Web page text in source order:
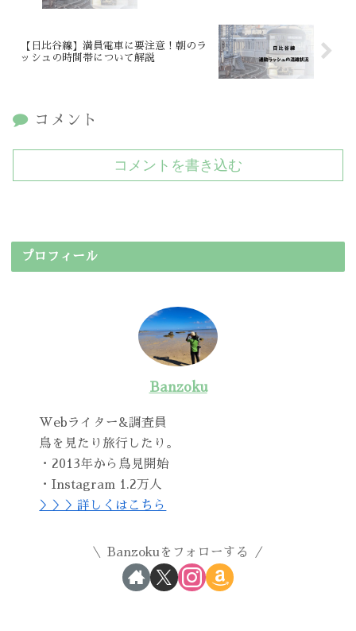
【日比谷線】満員電車に要注意！朝のラ
ッシュの時間帯について解説
コメント
コメントを書き込む
プロフィール
Banzoku
Webライター&調査員
鳥を見たり旅行したり。
・2013年から鳥見開始
・Instagram 1.2万人
＞＞＞詳しくはこちら
Banzokuをフォローする